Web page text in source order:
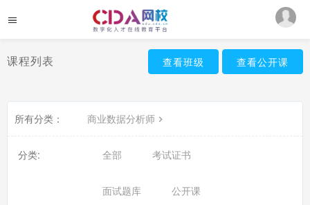
课程列表 查看班级 查看公开课
所有分类： 商业数据分析师
分类: 全部 考试证书
面试题库 公开课